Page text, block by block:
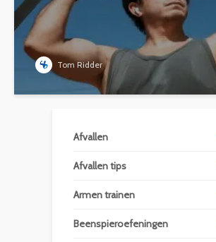
Tom Ridder
Afvallen
Afvallen tips
Armen trainen
Beenspieroefeningen